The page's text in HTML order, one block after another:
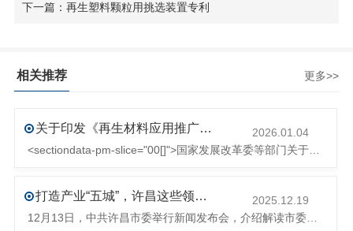
下一篇：再生塑料颗粒用挑选装置专利
相关推荐 更多>>
关于印发《再生材料应用推广行动方案》的通知(发改环资〔2025〕1681号)
2026.01.04
打造产业“五城”，许昌这些领域将迎来大发展！
2025.12.19